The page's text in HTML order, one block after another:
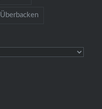
Überbacken